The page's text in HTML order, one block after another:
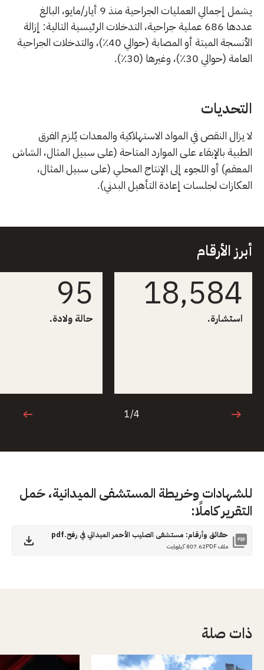
يشمل إجمالي العمليات الجراحية منذ 9 أيار/مايو، البالغ
عددها 686 عملية جراحية، التدخلات الرئيسية التالية: إزالة
الأنسجة الميتة أو المصابة (حوالي 40٪)، والتدخلات الجراحية
العامة (حوالي 30٪)، وغيرها (30٪).
التحديات
لا يزال النقص في المواد الاستهلاكية والمعدات يُلزم الفرق
الطبية بالإبقاء على الموارد المتاحة (على سبيل المثال، الشاش
المعقم) أو اللجوء إلى الإنتاج المحلي (على سبيل المثال،
العكازات لجلسات إعادة التأهيل البدني).
أبرز الأرقام
18,584
استشارة.
95
حالة ولادة.
1 من 4
1/4
للشهادات وخريطة المستشفى الميدانية، حَمل
التقرير كاملًا:
حقائق وأرقام: مستشفى الصليب الأحمر الميداني في رفح.pdf
ملف PDF 807.62 كيلوبايت
ذات صلة